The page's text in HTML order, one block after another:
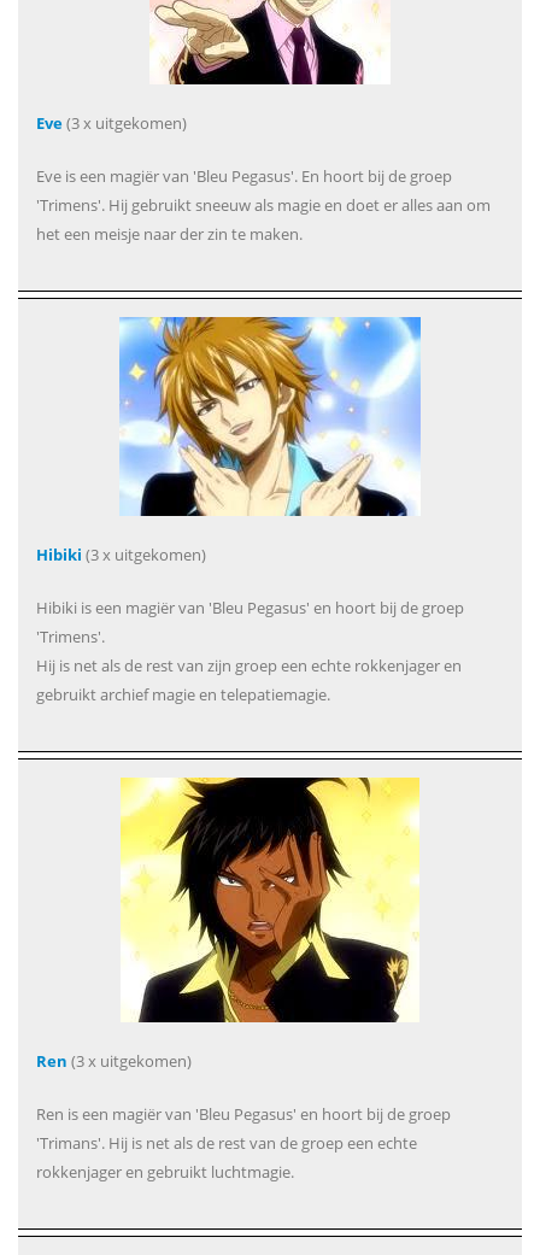
Eve(3 x uitgekomen)
Eve is een magiër van 'Bleu Pegasus'. En hoort bij de groep
'Trimens'. Hij gebruikt sneeuw als magie en doet er alles aan om
het een meisje naar der zin te maken.
Hibiki (3 x uitgekomen)
Hibiki is een magiër van 'Bleu Pegasus' en hoort bij de groep
'Trimens'.
Hij is net als de rest van zijn groep een echte rokkenjager en
gebruikt archief magie en telepatiemagie.
Ren (3 x uitgekomen)
Ren is een magiër van 'Bleu Pegasus' en hoort bij de groep
'Trimans'. Hij is net als de rest van de groep een echte
rokkenjager en gebruikt luchtmagie.